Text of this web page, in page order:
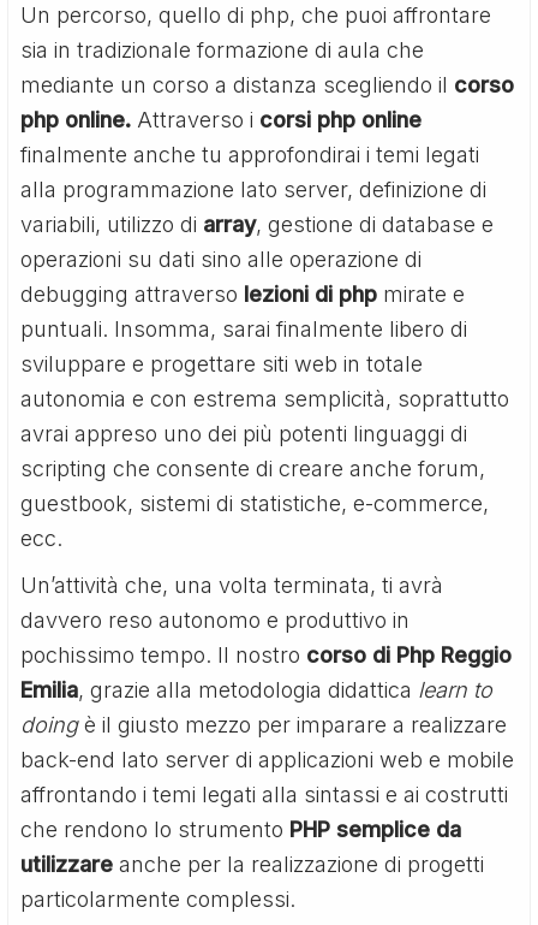
Un percorso, quello di php, che puoi affrontare
sia in tradizionale formazione di aula che
mediante un corso a distanza scegliendo il corso
php online. Attraverso i corsi php online
finalmente anche tu approfondirai i temi legati
alla programmazione lato server, definizione di
variabili, utilizzo di array, gestione di database e
operazioni su dati sino alle operazione di
debugging attraverso lezioni di php mirate e
puntuali. Insomma, sarai finalmente libero di
sviluppare e progettare siti web in totale
autonomia e con estrema semplicità, soprattutto
avrai appreso uno dei più potenti linguaggi di
scripting che consente di creare anche forum,
guestbook, sistemi di statistiche, e-commerce,
ecc.
Un’attività che, una volta terminata, ti avrà
davvero reso autonomo e produttivo in
pochissimo tempo. Il nostro corso di Php Reggio
Emilia, grazie alla metodologia didattica learn to
doingè il giusto mezzo per imparare a realizzare
back-end lato server di applicazioni web e mobile
affrontando i temi legati alla sintassi e ai costrutti
che rendono lo strumento PHP semplice da
utilizzare anche per la realizzazione di progetti
particolarmente complessi.